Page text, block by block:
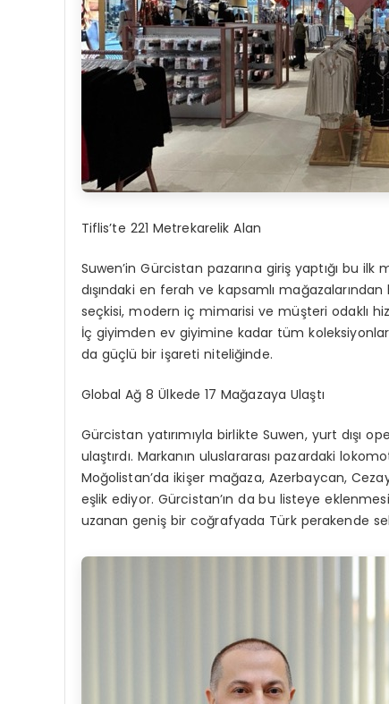
Tiflis’te 221 Metrekarelik Alan
Suwen’in Gürcistan pazarına giriş yaptığı bu ilk
dışındaki en ferah ve kapsamlımağazalarından
seçkisi, modern iç mimarisi ve müşteri odaklı
İç giyimden ev giyimine kadar tüm
da güçlü bir işareti niteliğinde.
Global Ağ 8 Ülkede 17 Mağazaya Ulaştı
Gürcistan yatırımıyla birlikte Suwen, yurt dışı
ulaştırdı. Markanın uluslararası pazardaki
Moğolistan’da ikişer mağaza, Azerbaycan,
eşlik ediyor. Gürcistan’ın da bu listeye
uzanan geniş bir coğrafyada Türk perakende